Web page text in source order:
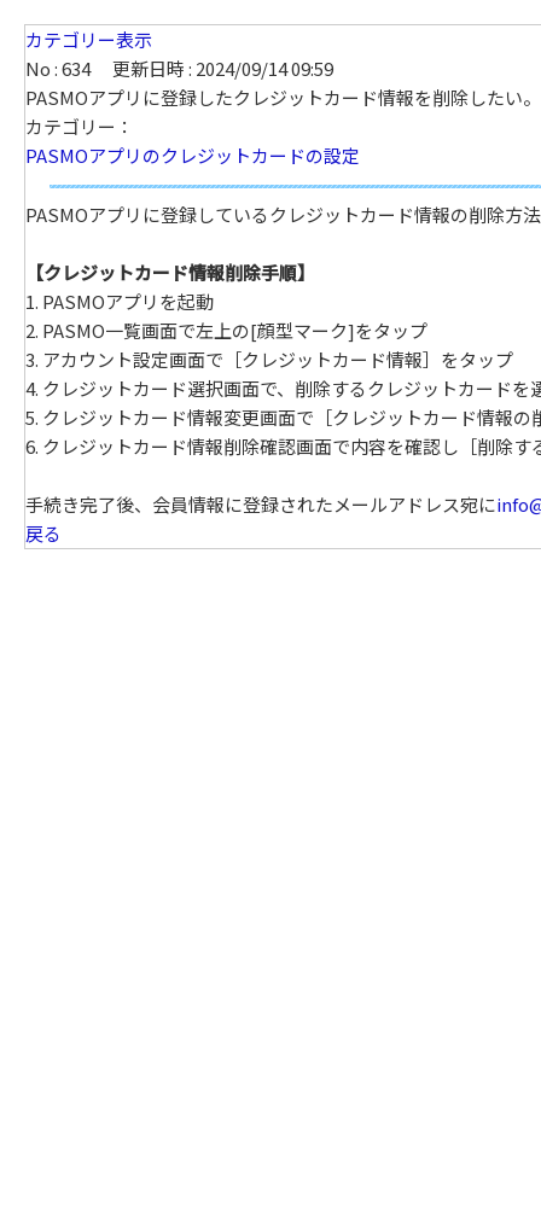
カテゴリー表示
No : 634
更新日時 : 2024/09/14 09:59
PASMOアプリに登録したクレジットカード情報を削除したい。
カテゴリー：
PASMOアプリのクレジットカードの設定
PASMOアプリに登録しているクレジットカード情報の削除方
【クレジットカード情報削除手順】
1. PASMOアプリを起動
2. PASMO一覧画面で左上の[顔型マーク]をタップ
3. アカウント設定画面で［クレジットカード情報］をタップ
4. クレジットカード選択画面で、削除するクレジットカードを
5. クレジットカード情報変更画面で［クレジットカード情報の
6. クレジットカード情報削除確認画面で内容を確認し［削除す
手続き完了後、会員情報に登録されたメールアドレス宛に
戻る